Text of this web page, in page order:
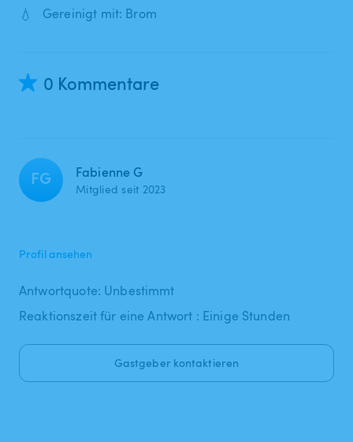
💧 Gereinigt mit: Brom
0 Kommentare
FG Fabienne G
Mitglied seit 2023
Profil ansehen
Antwortquote: Unbestimmt
Reaktionszeit für eine Antwort : Einige Stunden
Gastgeber kontaktieren